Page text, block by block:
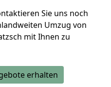
Sie uns noch
Umzug von
mit Ihnen zu
erhalten